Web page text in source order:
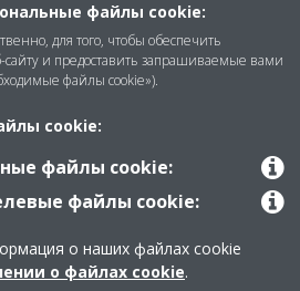
© Daikin
Использование cookie
данных
Корпоративная этика
файлы cookie:
для того, чтобы обеспечить
и предоставить запрашиваемые вами
файлы cookie»).
cookie:
файлы cookie:
файлы cookie:
о наших файлах cookie
о файлах cookie.